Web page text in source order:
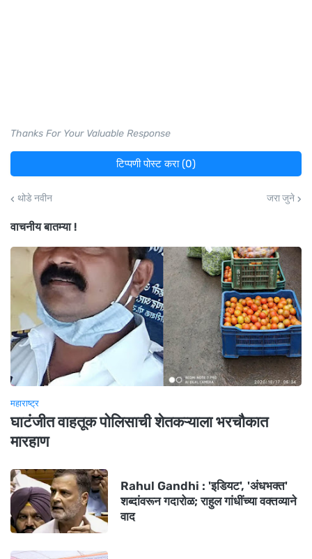
Thanks For Your Valuable Response
टिप्पणी पोस्ट करा (0)
थोडे नवीन जरा जुने
वाचनीय बातम्या !
महाराष्ट्र
घाटंजीत वाहतूक पोलिसाची शेतकऱ्याला भरचौकात
मारहाण
Rahul Gandhi : 'इडियट', 'अंधभक्त'
शब्दांवरून गदारोळ; राहुल गांधींच्या वक्तव्याने
वाद